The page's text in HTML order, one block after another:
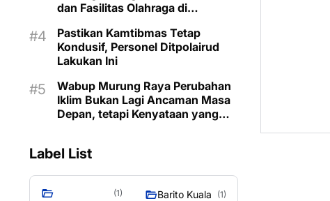
dan Fasilitas Olahraga di
Pastikan Kamtibmas Tetap
Kondusif, Personel Ditpolairud
Lakukan Ini
Wabup Murung Raya Perubahan
Iklim Bukan Lagi Ancaman Masa
Depan, tetapi Kenyataan yang
Label List
(1) Barito Kuala (1)